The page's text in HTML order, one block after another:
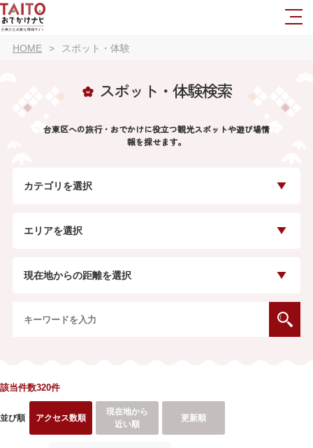
HOME スポット・体験
スポット・体験検索
台東区への旅行・おでかけに役立つ観光スポットや遊び場情
報を探せます。
カテゴリを選択
エリアを選択
現在地からの距離を選択
該当件数320件
並び順 アクセス数順
現在地から
近い順
更新順